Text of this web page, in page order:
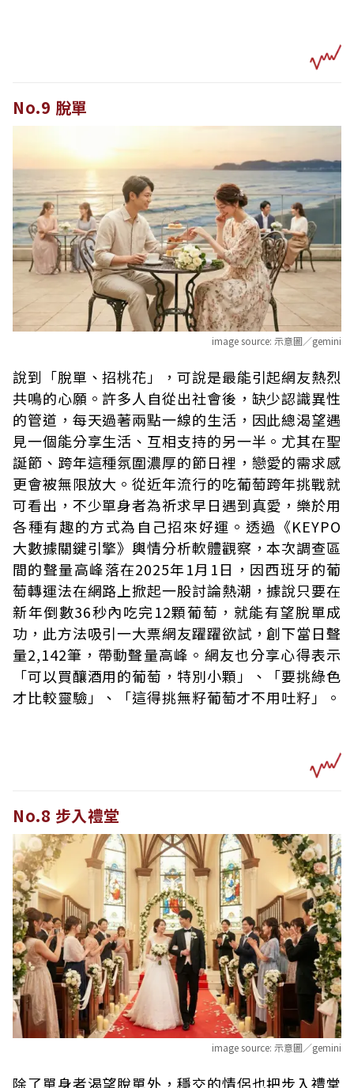
No.9 脫單
image source: 示意圖／gemini
說到「脫單、招桃花」，可說是最能引起網友熱烈
共鳴的心願。許多人自從出社會後，缺少認識異性
的管道，每天過著兩點一線的生活，因此總渴望遇
見一個能分享生活、互相支持的另一半。尤其在聖
誕節、跨年這種氛圍濃厚的節日裡，戀愛的需求感
更會被無限放大。從近年流行的吃葡萄跨年挑戰就
可看出，不少單身者為祈求早日遇到真愛，樂於用
各種有趣的方式為自己招來好運。透過《KEYPO
大數據關鍵引擎》輿情分析軟體觀察，本次調查區
間的聲量高峰落在2025年1月1日，因西班牙的葡
萄轉運法在網路上掀起一股討論熱潮，據說只要在
新年倒數36秒內吃完12顆葡萄，就能有望脫單成
功，此方法吸引一大票網友躍躍欲試，創下當日聲
量2,142筆，帶動聲量高峰。網友也分享心得表示
「可以買釀酒用的葡萄，特別小顆」、「要挑綠色
才比較靈驗」、「這得挑無籽葡萄才不用吐籽」。
No.8 步入禮堂
image source: 示意圖／gemini
除了單身者渴望脫單外，穩交的情侶也把步入禮堂